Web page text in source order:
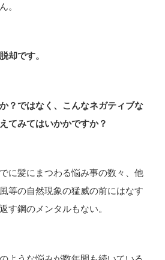
。
却です。
？ではなく、こんなネガティブな
てみてはいかかですか？
に髪にまつわる悩み事の数々、他
等の自然現象の猛威の前にはなす
す鋼のメンタルもない。